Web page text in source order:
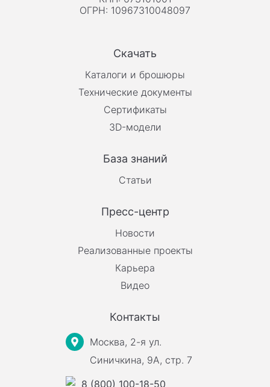
ОГРН: 10967310048097
Скачать
Каталоги и брошюры
Технические документы
Сертификаты
3D-модели
База знаний
Статьи
Пресс-центр
Новости
Реализованные проекты
Карьера
Видео
Контакты
Москва, 2-я ул.
Синичкина, 9А, стр. 7
8 (800) 100-18-50